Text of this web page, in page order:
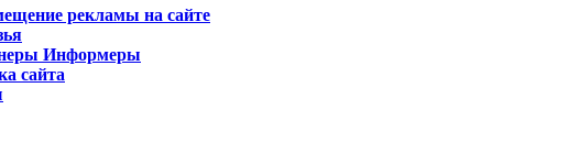
рекламы на сайте
Информеры
сайта